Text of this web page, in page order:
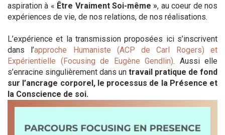
aspiration à « Être Vraiment Soi-même », au coeur de nos
expériences de vie, de nos relations, de nos réalisations.
L’expérience et la transmission proposées ici s’inscrivent
dans l’approche Humaniste (ACP de Carl Rogers) et
Expérientielle (Focusing de Eugène Gendlin). Aussi elle
s’enracine singulièrement dans un travail pratique de fond
sur l’ancrage corporel, le processus de la Présence et
la Conscience de soi.